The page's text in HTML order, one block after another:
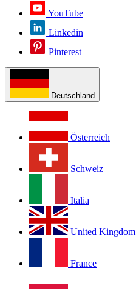
YouTube
Linkedin
Pinterest
Deutschland
Österreich
Schweiz
Italia
United Kingdom
France